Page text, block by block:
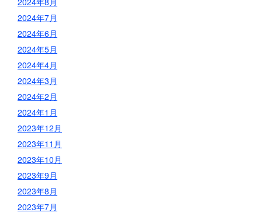
2024年7月
2024年6月
2024年5月
2024年4月
2024年3月
2024年2月
2024年1月
2023年12月
2023年11月
2023年10月
2023年9月
2023年8月
2023年7月